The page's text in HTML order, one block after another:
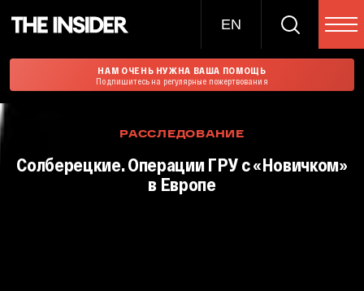
EN
НАМ ОЧЕНЬ НУЖНА ВАША ПОМОЩЬ
Подпишитесь на регулярные пожертвования
РАССЛЕДОВАНИЕ
Солберецкие. Операции ГРУ с «Новичком»
в Европе